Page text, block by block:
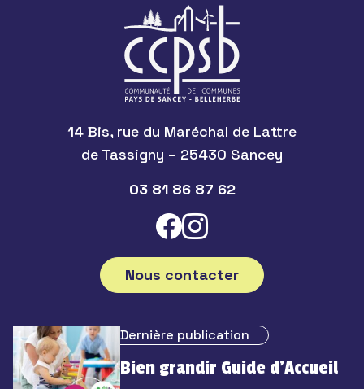
14 Bis, rue du Maréchal de Lattre
de Tassigny – 25430 Sancey
03 81 86 87 62
Nous contacter
Dernière publication
Bien grandir Guide d’Accueil